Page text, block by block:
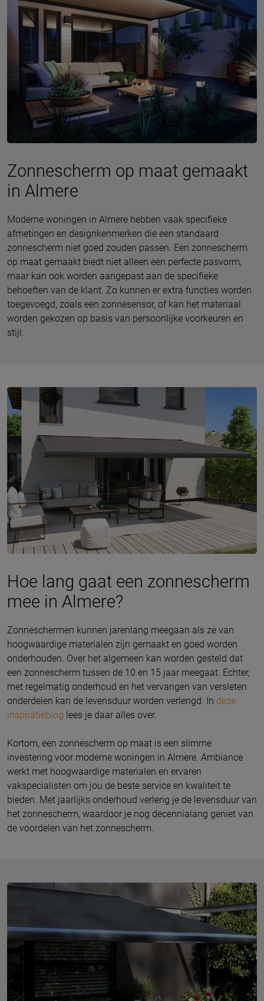
Zonnescherm op maat gemaakt
in Almere
Moderne woningen in Almere hebben vaak specifieke
afmetingen en designkenmerken die een standaard
zonnescherm niet goed zouden passen. Een zonnescherm
op maat gemaakt biedt niet alleen een perfecte pasvorm,
maar kan ook worden aangepast aan de specifieke
behoeften van de klant. Zo kunnen er extra functies worden
toegevoegd, zoals een zonnesensor, of kan het materiaal
worden gekozen op basis van persoonlijke voorkeuren en
stijl.
Hoe lang gaat een zonnescherm
mee in Almere?
Zonneschermen kunnen jarenlang meegaan als ze van
hoogwaardige materialen zijn gemaakt en goed worden
onderhouden. Over het algemeen kan worden gesteld dat
een zonnescherm tussen de 10 en 15 jaar meegaat. Echter,
met regelmatig onderhoud en het vervangen van versleten
onderdelen kan de levensduur worden verlengd. In deze
inspiratieblog lees je daar alles over.
Kortom, een zonnescherm op maat is een slimme
investering voor moderne woningen in Almere. Ambiance
werkt met hoogwaardige materialen en ervaren
vakspecialisten om jou de beste service en kwaliteit te
bieden. Met jaarlijks onderhoud verleng je de levensduur van
het zonnescherm, waardoor je nog decennialang geniet van
de voordelen van het zonnescherm.